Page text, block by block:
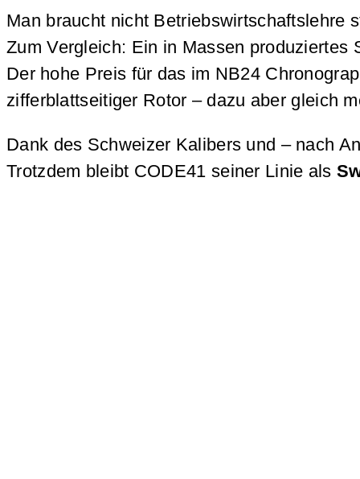
Man braucht nicht Betriebswirtschaftslehre
Zum Vergleich: Ein in Massen produziertes
Der hohe Preis für das im NB24
zifferblattseitiger Rotor – dazu aber gleich
Dank des Schweizer Kalibers und – nach
Trotzdem bleibt CODE41 seiner Linie als